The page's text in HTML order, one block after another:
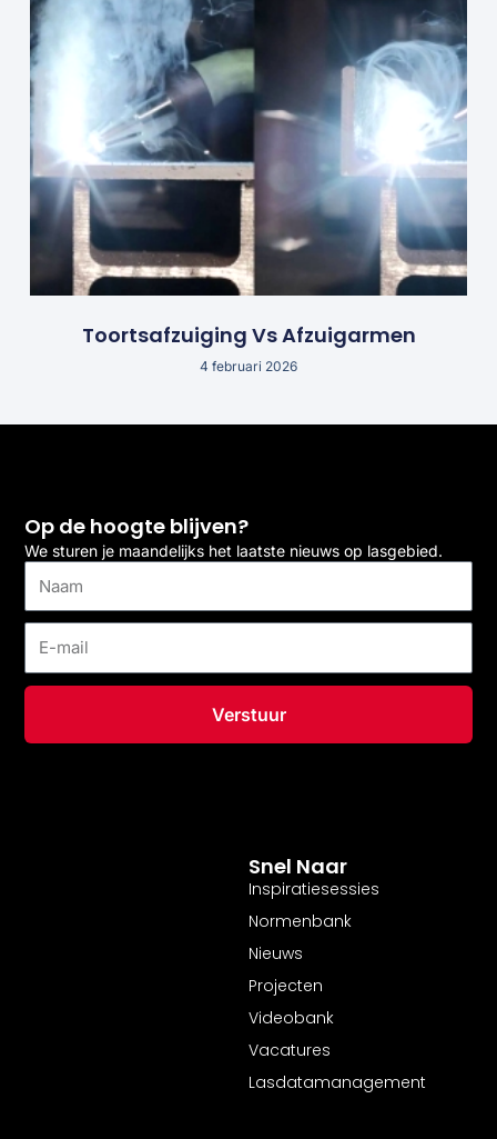
Toortsafzuiging Vs Afzuigarmen
4 februari 2026
Snel Naar
Inspiratiesessies
Normenbank
Nieuws
Projecten
Videobank
Vacatures
Lasdatamanagement
Op de hoogte blijven?
We sturen je maandelijks het laatste nieuws op lasgebied.
mail
Verstuur